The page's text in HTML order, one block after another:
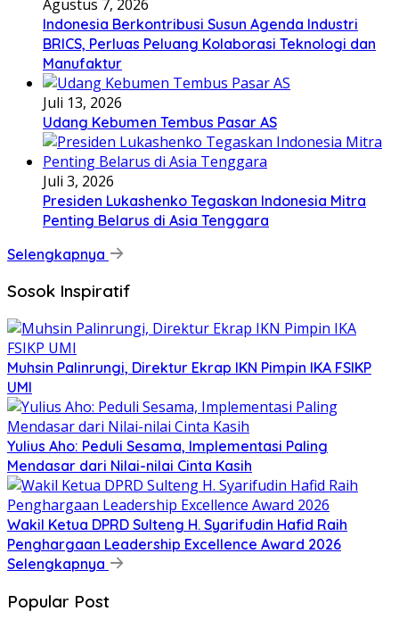
Agustus 7, 2026
Indonesia Berkontribusi Susun Agenda Industri
BRICS, Perluas Peluang Kolaborasi Teknologi dan
Manufaktur
Juli 13, 2026
Udang Kebumen Tembus Pasar AS
Juli 3, 2026
Presiden Lukashenko Tegaskan Indonesia Mitra
Penting Belarus di Asia Tenggara
Selengkapnya
Sosok Inspiratif
Muhsin Palinrungi, Direktur Ekrap IKN Pimpin IKA FSIKP
UMI
Yulius Aho: Peduli Sesama, Implementasi Paling
Mendasar dari Nilai-nilai Cinta Kasih
Wakil Ketua DPRD Sulteng H. Syarifudin Hafid Raih
Penghargaan Leadership Excellence Award 2026
Selengkapnya
Popular Post